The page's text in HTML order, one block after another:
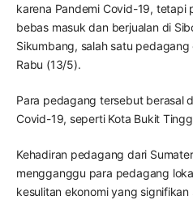
karena Pandemi Covid-19, tetapi
bebas masuk dan berjualan di
Sikumbang, salah satu
Rabu (13/5).
Para pedagang tersebut berasal
Covid-19, seperti Kota Bukit
Kehadiran pedagang dari
mengganggu para pedagang
kesulitan ekonomi yang